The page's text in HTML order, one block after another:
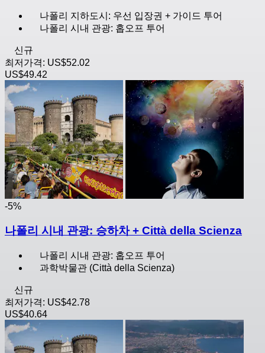
나폴리 지하도시: 우선 입장권 + 가이드 투어
나폴리 시내 관광: 홉오프 투어
신규
최저가격: US$52.02
US$49.42
-5%
나폴리 시내 관광: 승하차 + Città della Scienza
나폴리 시내 관광: 홉오프 투어
과학박물관 (Città della Scienza)
신규
최저가격: US$42.78
US$40.64